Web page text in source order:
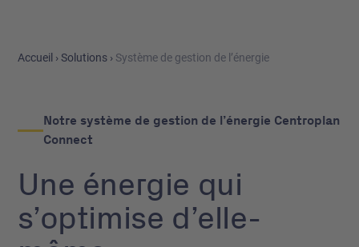
Accueil ›Solutions › Système de gestion de l’énergie
Notre système de gestion de l’énergie Centroplan
Connect
Une énergie qui
s’optimise d’elle-